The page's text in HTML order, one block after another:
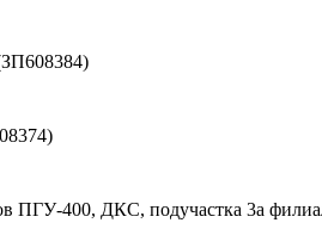
ПГУ-400, ДКС, подучастка 3а